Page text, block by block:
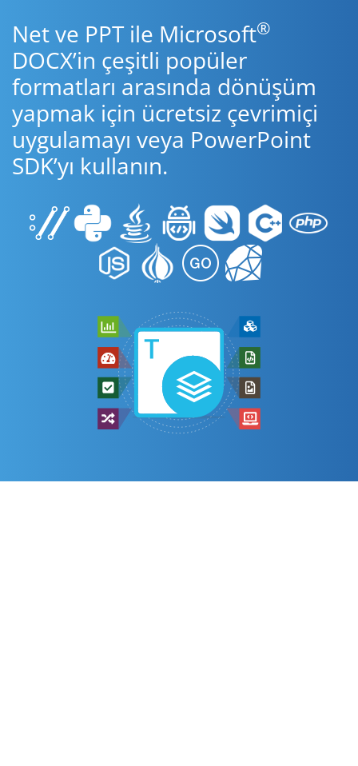
Net ve PPT ile Microsoft®
DOCX’in çeşitli popüler
formatları arasında dönüşüm
yapmak için ücretsiz çevrimiçi
uygulamayı veya PowerPoint
SDK’yı kullanın.